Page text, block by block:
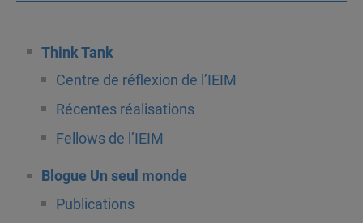
Think Tank
Centre de réflexion de l’IEIM
Récentes réalisations
Fellows de l’IEIM
Blogue Un seul monde
Publications